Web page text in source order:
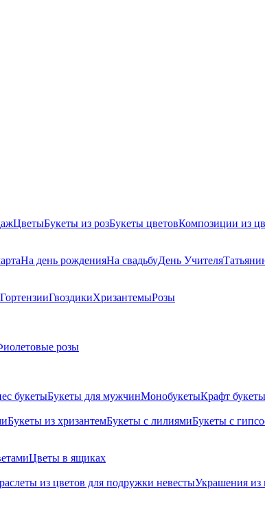
ЦветыБукеты из розБукеты цветовКомпозиции из
На день рожденияНа свадьбуДень Учителя
ГортензииГвоздикиХризантемыРозы
розы
букетыБукеты для мужчинМонобукетыКрафт букеты
Букеты из хризантемБукеты с лилиямиБукеты с
Цветы в ящиках
из цветов для подружки невестыУкрашения из